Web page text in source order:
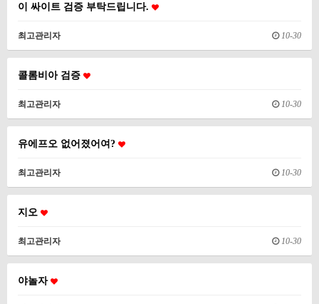
이 싸이트 검증 부탁드립니다.
최고관리자 10-30
콜롬비아 검증
최고관리자 10-30
유에프오 없어졌어여?
최고관리자 10-30
지오
최고관리자 10-30
야놀자